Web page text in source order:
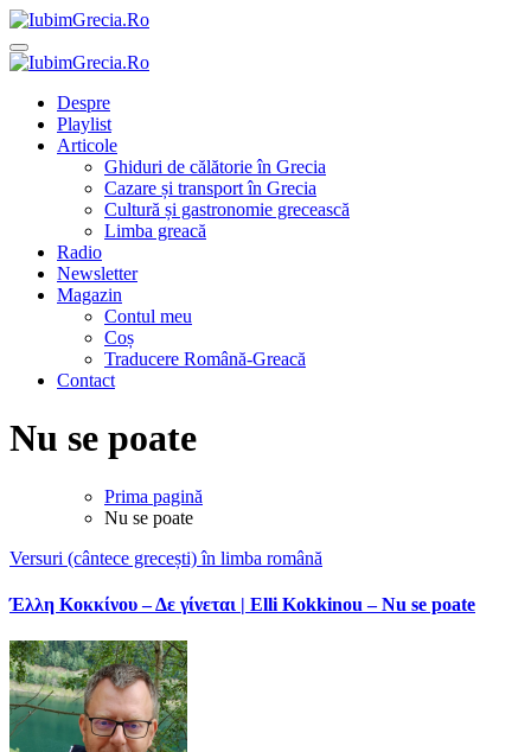
Sari
la
conținut
IubimGrecia.Ro
Ghiduri de călătorie, gastronomie și muzică grecească
Ghiduri de călătorie, gastronomie și muzică grecească
Despre
Playlist
Articole
Ghiduri de călătorie în Grecia
Cazare și transport în Grecia
Cultură și gastronomie grecească
Limba greacă
Radio
Newsletter
Magazin
Contul meu
Coș
Traducere Română-Greacă
Contact
Nu se poate
Prima pagină
Nu se poate
Versuri (cântece grecești) în limba română
Έλλη Κοκκίνου – Δε γίνεται | Elli Kokkinou – Nu se poate